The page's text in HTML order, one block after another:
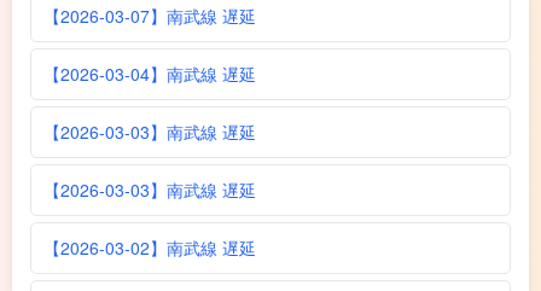
【2026-03-07】南武線 遅延
【2026-03-04】南武線 遅延
【2026-03-03】南武線 遅延
【2026-03-03】南武線 遅延
【2026-03-02】南武線 遅延